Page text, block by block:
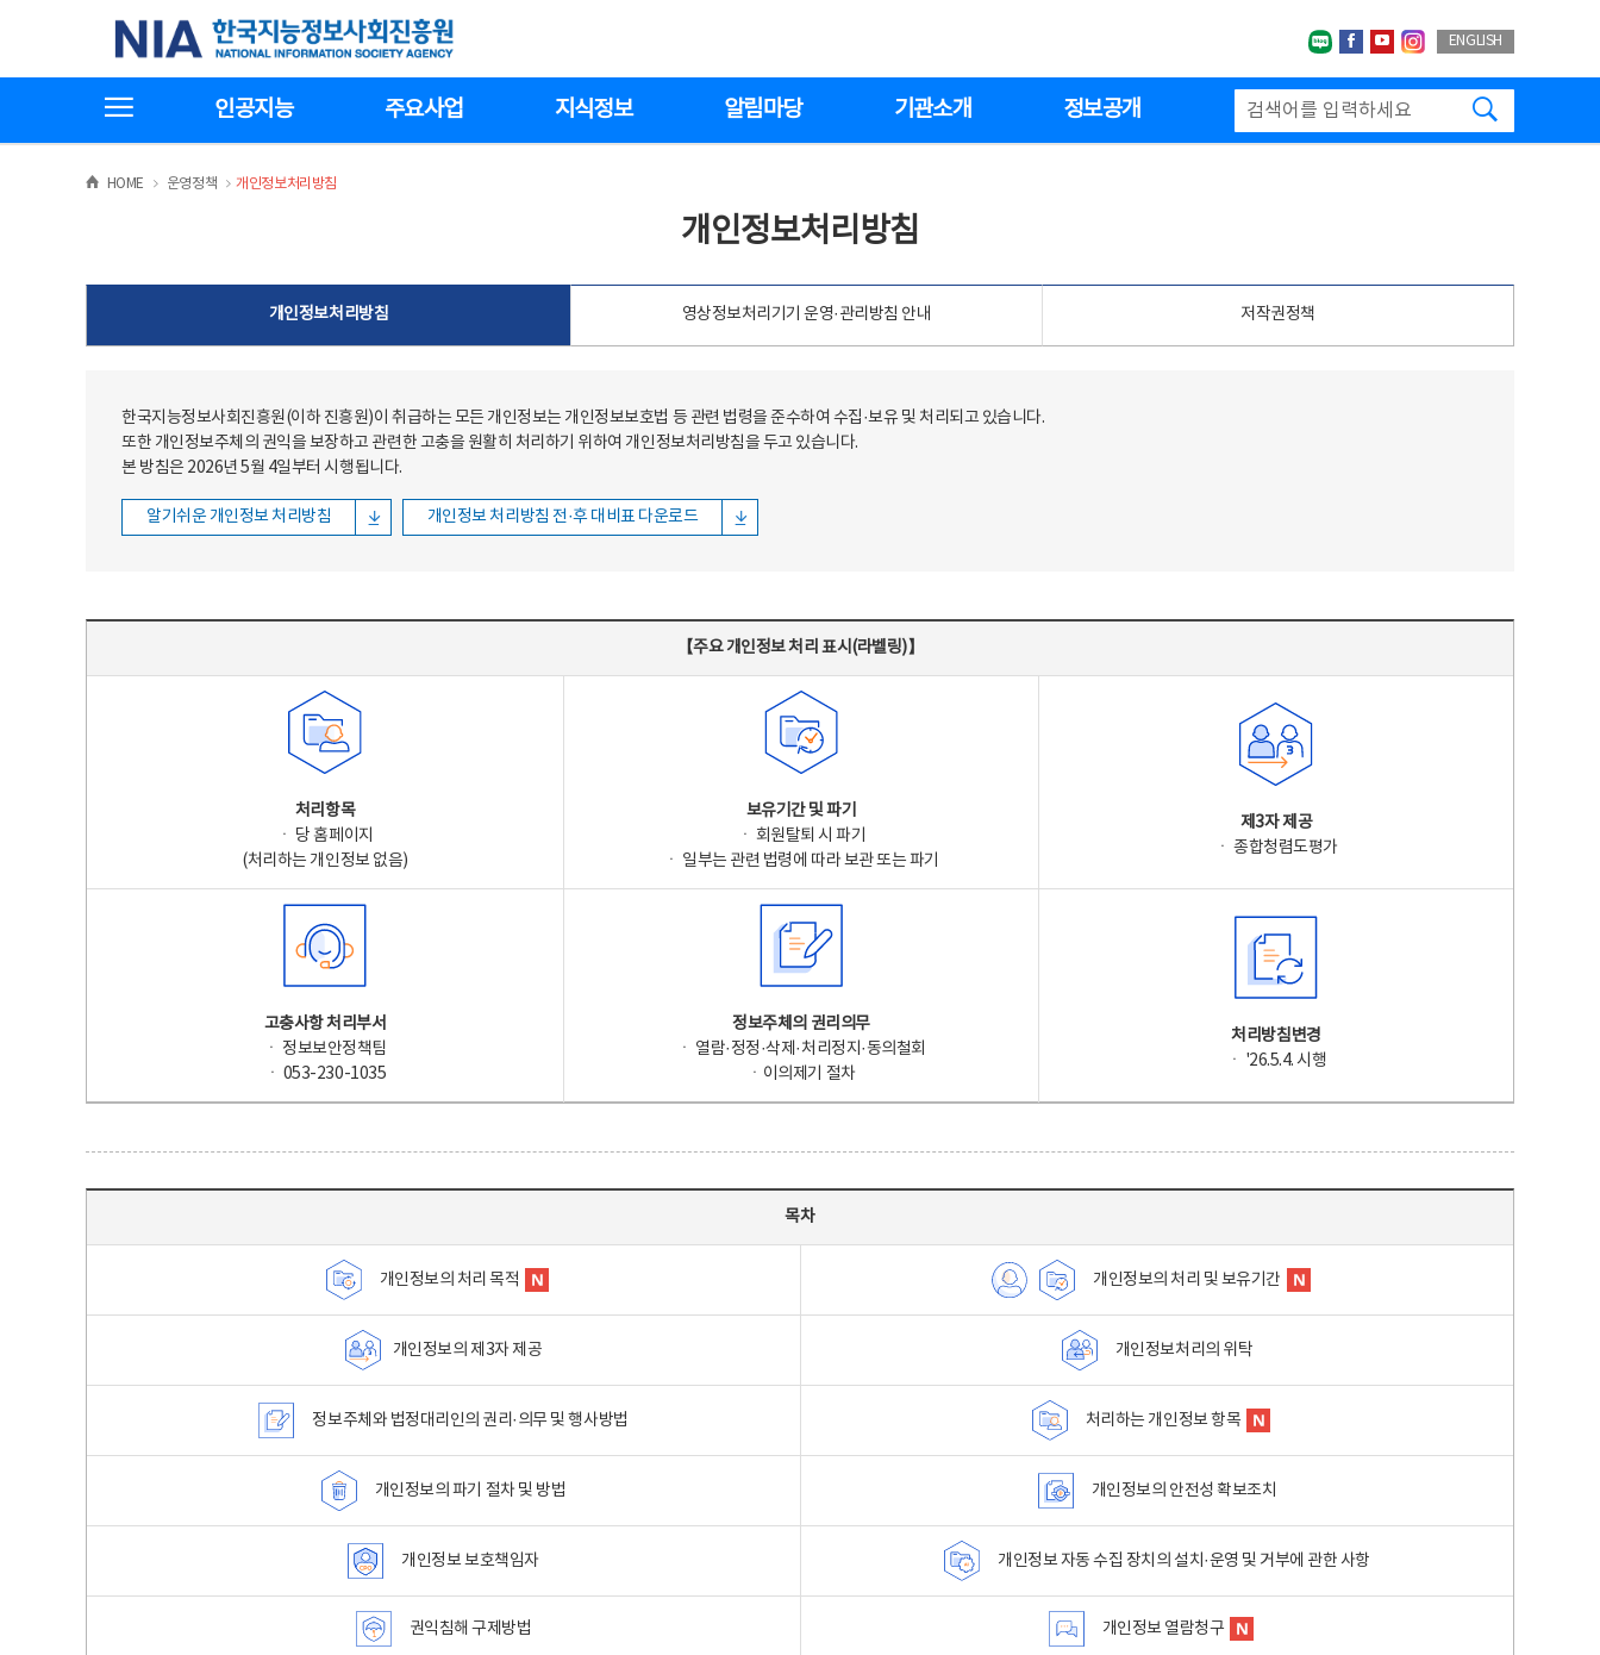
한국지능정보사회진흥원
네이버블로그
페이스북
유투브인스타그랩
ENGLISH
인공지능 주요사업 지식정보 알림마당 기관소개 정보공개
HOME >운영정책 >
개인정보처리방침
개인정보처리방침
개인정보처리방침 영상정보처리기기 운영·관리방침 안내 저작권정책
한국지능정보사회진흥원(이하 진흥원)이 취급하는 모든 개인정보는 개인정보보호법 등 관련 법령을 준수하여 수집·보유 및 처리되고 있습니다.
또한 개인정보주체의 권익을 보장하고 관련한 고충을 원활히 처리하기 위하여 개인정보처리방침을 두고 있습니다.
본 방침은 2026년 5월 4일부터 시행됩니다.
알기쉬운 개인정보 처리방침 개인정보 처리방침 전·후 대비표 다운로드
【주요 개인정보 처리 표시(라벨링)】
처리항목
ㆍ 당 홈페이지
(처리하는 개인정보 없음)
보유기간 및 파기
ㆍ 회원탈퇴 시 파기
ㆍ 일부는 관련 법령에 따라 보관 또는 파기
제3자 제공
ㆍ 종합청렴도평가
고충사항 처리부서
ㆍ 정보보안정책팀
ㆍ 053-230-1035
정보주체의 권리의무
ㆍ 열람·정정·삭제·처리정지·동의철회
ㆍ이의제기 절차
처리방침변경
ㆍ '26.5.4. 시행
목차
개인정보의 처리 목적 개인정보의 처리 및 보유기간
개인정보의 제3자 제공 개인정보처리의 위탁
정보주체와 법정대리인의 권리·의무 및 행사방법 처리하는 개인정보 항목
개인정보의 파기 절차 및 방법 개인정보의 안전성 확보조치
개인정보 보호책임자 개인정보 자동 수집 장치의 설치·운영 및 거부에 관한 사항
권익침해 구제방법 개인정보 열람청구